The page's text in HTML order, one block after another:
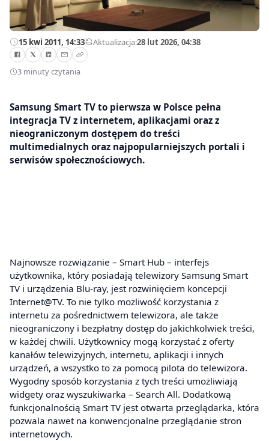
15 kwi 2011, 14:33—Aktualizacja:28 lut 2026, 04:38
3 minuty czytania
Samsung Smart TV to pierwsza w Polsce pełna
integracja TV z internetem, aplikacjami oraz z
nieograniczonym dostępem do treści
multimedialnych oraz najpopularniejszych portali i
serwisów społecznościowych.
Najnowsze rozwiązanie – Smart Hub – interfejs
użytkownika, który posiadają telewizory Samsung Smart
TV i urządzenia Blu-ray, jest rozwinięciem koncepcji
Internet@TV. To nie tylko możliwość korzystania z
internetu za pośrednictwem telewizora, ale także
nieograniczony i bezpłatny dostęp do jakichkolwiek treści,
w każdej chwili. Użytkownicy mogą korzystać z oferty
kanałów telewizyjnych, internetu, aplikacji i innych
urządzeń, a wszystko to za pomocą pilota do telewizora.
Wygodny sposób korzystania z tych treści umożliwiają
widgety oraz wyszukiwarka – Search All. Dodatkową
funkcjonalnością Smart TV jest otwarta przeglądarka, która
pozwala nawet na konwencjonalne przeglądanie stron
internetowych.